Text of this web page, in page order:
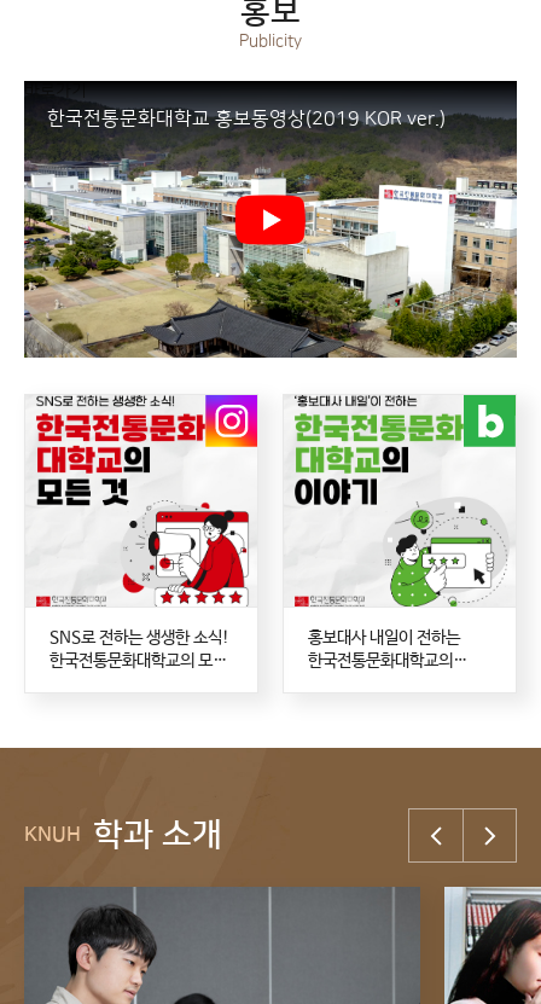
홍보
Publicity
한국전통문화대학교 홍보동영상(2019 KOR ver.)
바로가기
INSTAGRAM
SNS로 전하는 생생한 소식!
한국전통문화대학교의 모든
BLOG
홍보대사 내일이 전하는
한국전통문화대학교의
KNUH 학과 소개